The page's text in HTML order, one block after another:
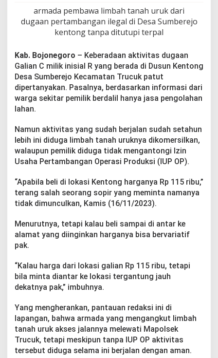
t
a
m
b
n
g
n
I
l
l
d
i
D
a
S
u
b
e
r
o
D
u
s
n
K
e
n
t
o
armada pembawa limbah tanah uruk dari
dugaan pertambangan ilegal di Desa Sumberejo
kentong tanpa ditutupi terpal
Kab. Bojonegoro – Keberadaan aktivitas dugaan
Galian C milik inisial R yang berada di Dusun Kentong
Desa Sumberejo Kecamatan Trucuk patut
dipertanyakan. Pasalnya, berdasarkan informasi dari
warga sekitar pemilik berdalil hanya jasa pengolahan
lahan.
Namun aktivitas yang sudah berjalan sudah setahun
lebih ini diduga limbah tanah uruknya dikomersilkan,
walaupun pemilik diduga tidak mengantongi Izin
Usaha Pertambangan Operasi Produksi (IUP OP).
“Apabila beli di lokasi Kentong harganya Rp 115 ribu,”
terang salah seorang sopir yang meminta namanya
tidak dimunculkan, Kamis (16/11/2023).
Menurutnya, tetapi kalau beli sampai di antar ke
alamat yang diinginkan harganya bisa bervariatif
pak.
“Kalau harga dari lokasi galian Rp 115 ribu, tetapi
bila minta diantar ke lokasi tergantung jauh
dekatnya pak,” imbuhnya.
Yang mengherankan, pantauan redaksi ini di
lapangan, bahwa armada yang mengangkut limbah
tanah uruk akses jalannya melewati Mapolsek
Trucuk, tetapi meskipun tanpa IUP OP aktivitas
tersebut diduga selama ini berjalan dengan aman.